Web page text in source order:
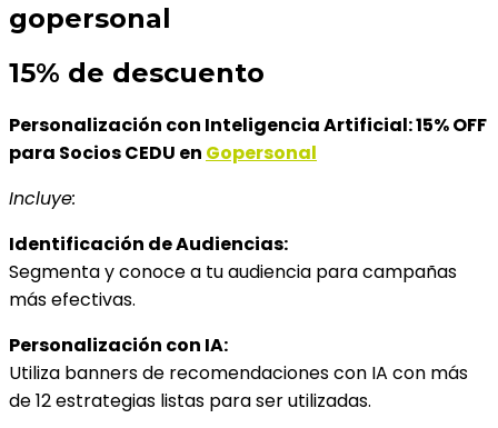
gopersonal
15% de descuento
Personalización con Inteligencia Artificial: 15% OFF
para Socios CEDU en Gopersonal
Incluye:
Identificación de Audiencias:
Segmenta y conoce a tu audiencia para campañas
más efectivas.
Personalización con IA:
Utiliza banners de recomendaciones con IA con más
de 12 estrategias listas para ser utilizadas.